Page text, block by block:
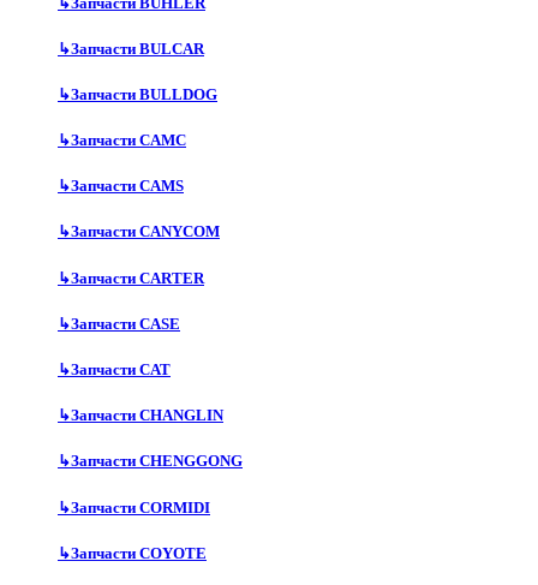
↳Запчасти BULCAR
↳Запчасти BULLDOG
↳Запчасти CAMC
↳Запчасти CAMS
↳Запчасти CANYCOM
↳Запчасти CARTER
↳Запчасти CASE
↳Запчасти CAT
↳Запчасти CHANGLIN
↳Запчасти CHENGGONG
↳Запчасти CORMIDI
↳Запчасти COYOTE